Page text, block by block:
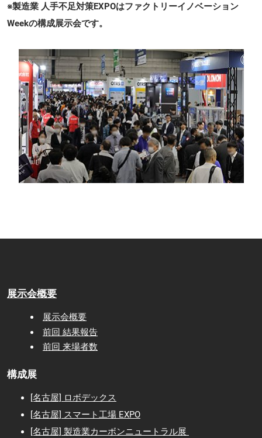
※製造業 人手不足対策EXPOはファクトリーイノベーション
Weekの構成展示会です。
展示会概要
展示会概要
前回 結果報告
前回 来場者数
構成展
[名古屋] ロボデックス
[名古屋] スマート工場 EXPO
[名古屋] 製造業カーボンニュートラル展